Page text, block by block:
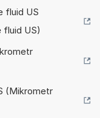
fluid US
fluid US)
(Mikrometr